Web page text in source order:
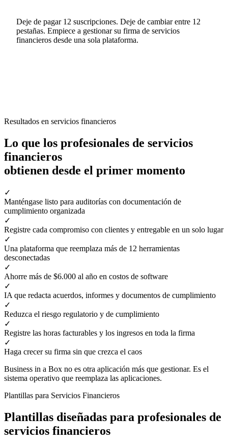
Deje de pagar 12 suscripciones. Deje de cambiar entre 12
pestañas. Empiece a gestionar su firma de servicios
financieros desde una sola plataforma.
Resultados en servicios financieros
Lo que los profesionales de servicios
financieros
obtienen desde el primer momento
✓
Manténgase listo para auditorías con documentación de
cumplimiento organizada
✓
Registre cada compromiso con clientes y entregable en un solo lugar
✓
Una plataforma que reemplaza más de 12 herramientas
desconectadas
✓
Ahorre más de $6.000 al año en costos de software
✓
IA que redacta acuerdos, informes y documentos de cumplimiento
✓
Reduzca el riesgo regulatorio y de cumplimiento
✓
Registre las horas facturables y los ingresos en toda la firma
✓
Haga crecer su firma sin que crezca el caos
Business in a Box no es otra aplicación más que gestionar. Es el
sistema operativo que reemplaza las aplicaciones.
Plantillas para Servicios Financieros
Plantillas diseñadas para profesionales de
servicios financieros